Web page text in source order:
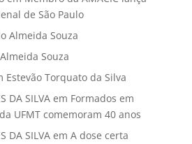
de São Paulo
Almeida Souza
Souza
Estevão Torquato da Silva
DA SILVAem Formados em
UFMT comemoram 40 anos
DA SILVAem A dose certa